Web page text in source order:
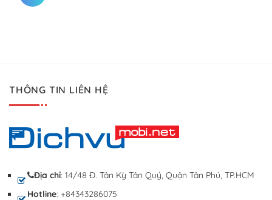
THÔNG TIN LIÊN HỆ
Địa chỉ: 14/48 Đ. Tân Kỳ Tân Quý, Quận Tân Phú, TP.HCM
Hotline: +84343286075